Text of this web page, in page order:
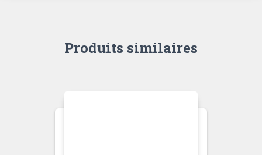
Produits similaires